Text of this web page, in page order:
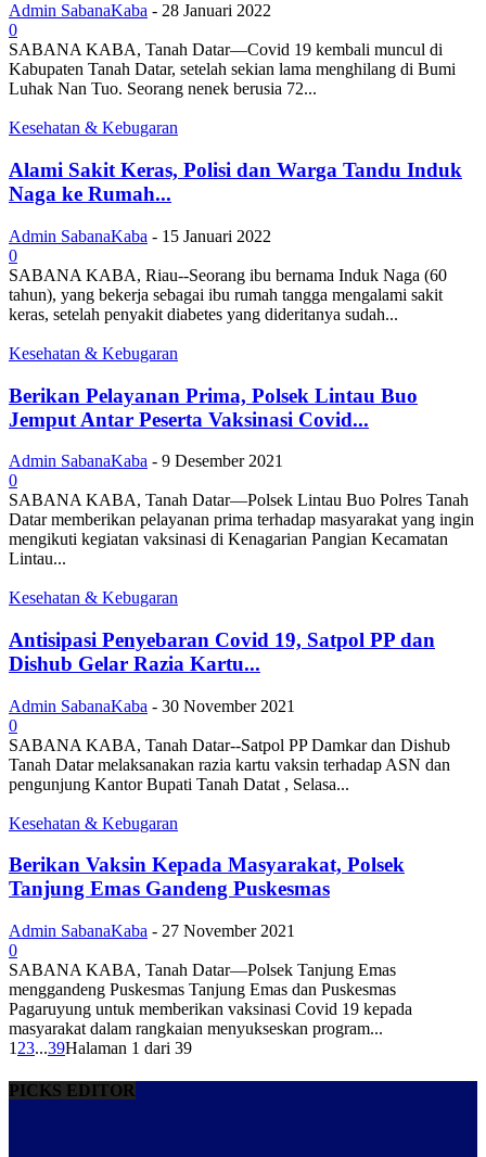
Admin SabanaKaba - 28 Januari 2022
0
SABANA KABA, Tanah Datar—Covid 19 kembali muncul di
Kabupaten Tanah Datar, setelah sekian lama menghilang di Bumi
Luhak Nan Tuo. Seorang nenek berusia 72...
Kesehatan & Kebugaran
Alami Sakit Keras, Polisi dan Warga Tandu Induk
Naga ke Rumah...
Admin SabanaKaba - 15 Januari 2022
0
SABANA KABA, Riau--Seorang ibu bernama Induk Naga (60
tahun), yang bekerja sebagai ibu rumah tangga mengalami sakit
keras, setelah penyakit diabetes yang dideritanya sudah...
Kesehatan & Kebugaran
Berikan Pelayanan Prima, Polsek Lintau Buo
Jemput Antar Peserta Vaksinasi Covid...
Admin SabanaKaba - 9 Desember 2021
0
SABANA KABA, Tanah Datar—Polsek Lintau Buo Polres Tanah
Datar memberikan pelayanan prima terhadap masyarakat yang ingin
mengikuti kegiatan vaksinasi di Kenagarian Pangian Kecamatan
Lintau...
Kesehatan & Kebugaran
Antisipasi Penyebaran Covid 19, Satpol PP dan
Dishub Gelar Razia Kartu...
Admin SabanaKaba - 30 November 2021
0
SABANA KABA, Tanah Datar--Satpol PP Damkar dan Dishub
Tanah Datar melaksanakan razia kartu vaksin terhadap ASN dan
pengunjung Kantor Bupati Tanah Datat , Selasa...
Kesehatan & Kebugaran
Berikan Vaksin Kepada Masyarakat, Polsek
Tanjung Emas Gandeng Puskesmas
Admin SabanaKaba - 27 November 2021
0
SABANA KABA, Tanah Datar—Polsek Tanjung Emas
menggandeng Puskesmas Tanjung Emas dan Puskesmas
Pagaruyung untuk memberikan vaksinasi Covid 19 kepada
masyarakat dalam rangkaian menyukseskan program...
1 23...39Halaman 1 dari 39
PICKS EDITOR